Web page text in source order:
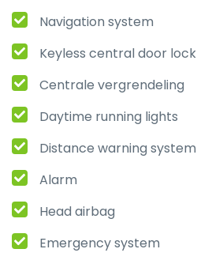
Navigation system
Keyless central door lock
Centrale vergrendeling
Daytime running lights
Distance warning system
Alarm
Head airbag
Emergency system